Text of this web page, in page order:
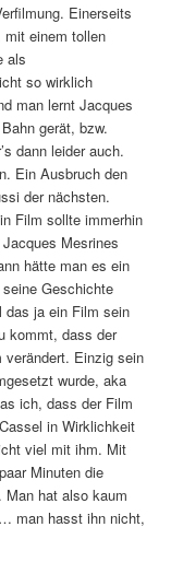
Einerseits
einem tollen
als
so wirklich
man lernt Jacques
gerät, bzw.
dann leider auch.
Ein Ausbruch den
der nächsten.
Film sollte immerhin
Mesrines
hätte man es ein
Geschichte
das ja ein Film sein
kommt, dass der
Einzig sein
wurde, aka
ich, dass der Film
in Wirklichkeit
viel mit ihm. Mit
Minuten die
Man hat also kaum
man hasst ihn nicht,